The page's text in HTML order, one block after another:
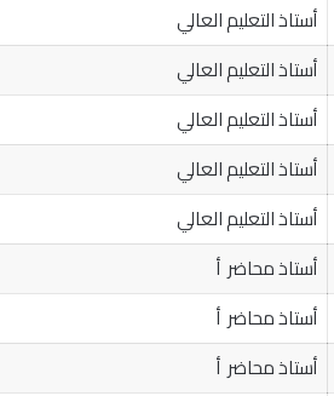
أستاذ التعليم العالي
أستاذ التعليم العالي
أستاذ التعليم العالي
أستاذ التعليم العالي
أستاذ التعليم العالي
أستاذ محاضر أ
أستاذ محاضر أ
أستاذ محاضر أ